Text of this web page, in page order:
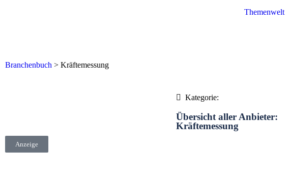
Themenwelt
Branchenbuch > Kräftemessung
Kategorie:
Übersicht aller Anbieter:
Kräftemessung
Anzeige